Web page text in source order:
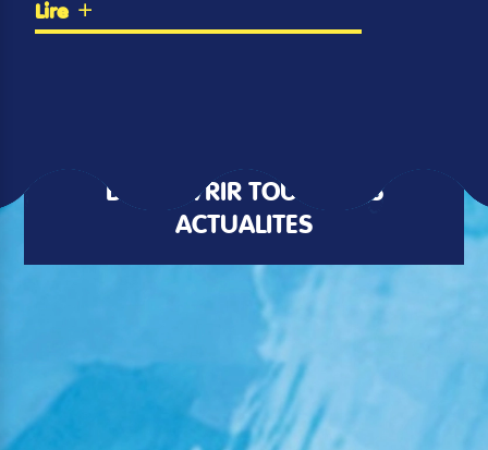
Lire
DÉCOUVRIR TOUTES LES
ACTUALITÉS